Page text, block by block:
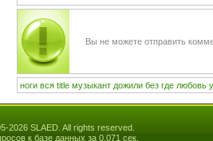
Вы не можете отправить
ноги вся title музыкант дожили без где любовь
2026 SLAED. All rights reserved.
к базе данных за 0.071 сек.